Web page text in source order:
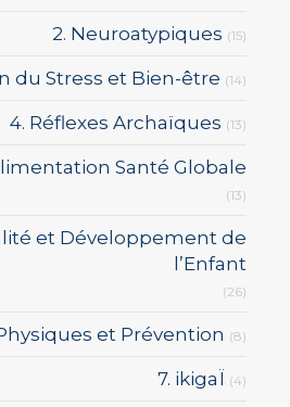
2. Neuroatypiques (15)
du Stress et Bien-être (14)
4. Réflexes Archaïques (13)
Santé Globale
(13)
et Développement de
l’Enfant
(26)
et Prévention (8)
7. ikigaÏ (4)